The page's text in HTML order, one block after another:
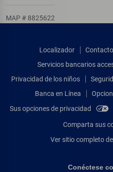
MAP # 8825622
Localizador Contacto
Servicios bancarios
Privacidad de los niños
Banca en Línea
Sus opciones de privacidad
Ver sitio completo
Conéctese